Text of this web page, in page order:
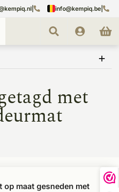
info@kempiq.be
met
op maat gesneden met